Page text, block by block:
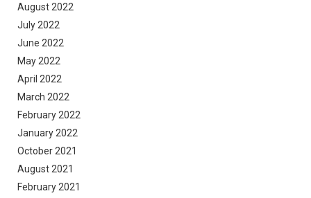
August 2022
July 2022
June 2022
May 2022
April 2022
March 2022
February 2022
January 2022
October 2021
August 2021
February 2021